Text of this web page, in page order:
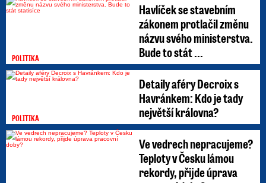
POLITIKA
Havlíček se stavebním
zákonem protlačil změnu
názvu svého ministerstva.
Bude to stát ...
POLITIKA
Detaily aféry Decroix s
Havránkem: Kdo je tady
největší královna?
Ve vedrech nepracujeme?
Teploty v Česku lámou
rekordy, přijde úprava